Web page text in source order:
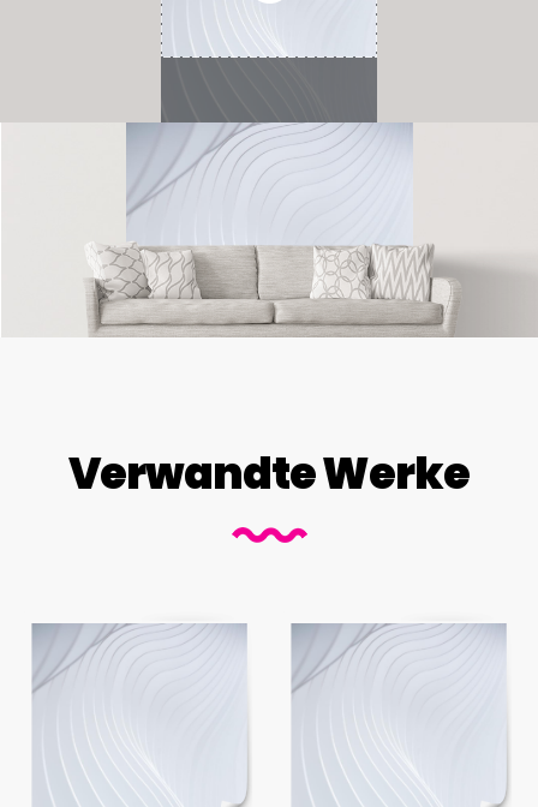
Verwandte Werke